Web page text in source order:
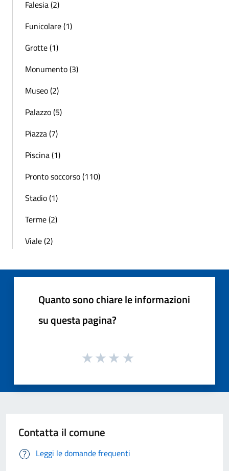
Falesia (2)
Funicolare (1)
Grotte (1)
Monumento (3)
Museo (2)
Palazzo (5)
Piazza (7)
Piscina (1)
Pronto soccorso (110)
Stadio (1)
Terme (2)
Viale (2)
Quanto sono chiare le informazioni
su questa pagina?
Contatta il comune
Leggi le domande frequenti